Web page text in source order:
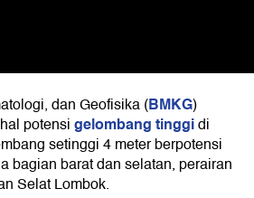
dan Geofisika (BMKG)
potensigelombang tinggidi
setinggi 4 meter berpotensi
bagian barat dan selatan, perairan
Selat Lombok.